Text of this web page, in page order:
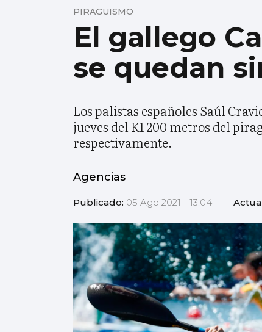
El gallego
se quedan
PIRAGÜISMO
Los palistas españoles Saúl
jueves del K1 200 metros del
respectivamente.
Agencias
Publicado: 05 Ago 2021 - 13:04 —